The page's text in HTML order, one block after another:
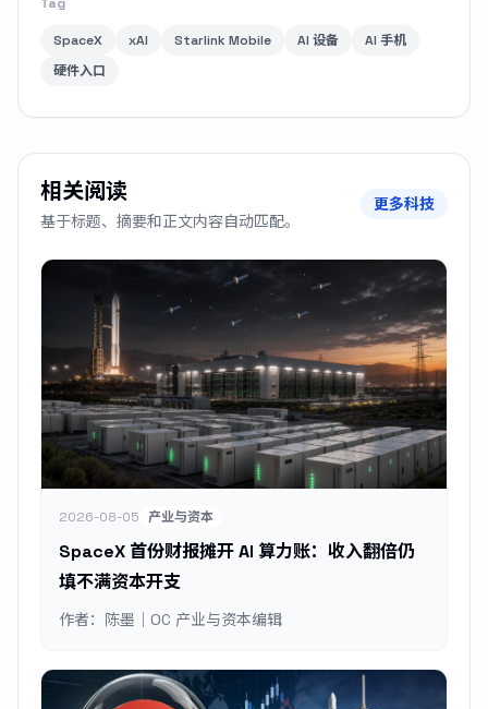
Tag
SpaceX xAI Starlink Mobile AI 设备
AI 手机
硬件入口
相关阅读
基于标题、摘要和正文内容自动匹配。
更多科技
2026-08-05 产业与资本
SpaceX 首份财报摊开 AI 算力账：收入翻倍仍
填不满资本开支
作者：陈墨｜OC 产业与资本编辑